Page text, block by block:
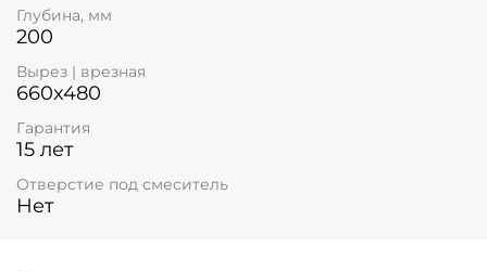
Глубина, мм
200
Вырез | врезная
660x480
Гарантия
15 лет
Отверстие под смеситель
Нет